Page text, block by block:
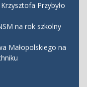
Przybyło
na rok szkolny
Małopolskiego na